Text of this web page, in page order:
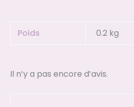
Poids 0.2 kg
Il n’y a pas encore d’avis.